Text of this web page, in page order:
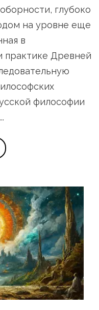
глубоко
на уровне еще
в
практике Древней
философии